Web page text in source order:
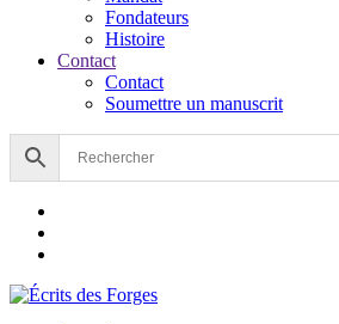
Fondateurs
Histoire
Contact
Contact
Soumettre un manuscrit